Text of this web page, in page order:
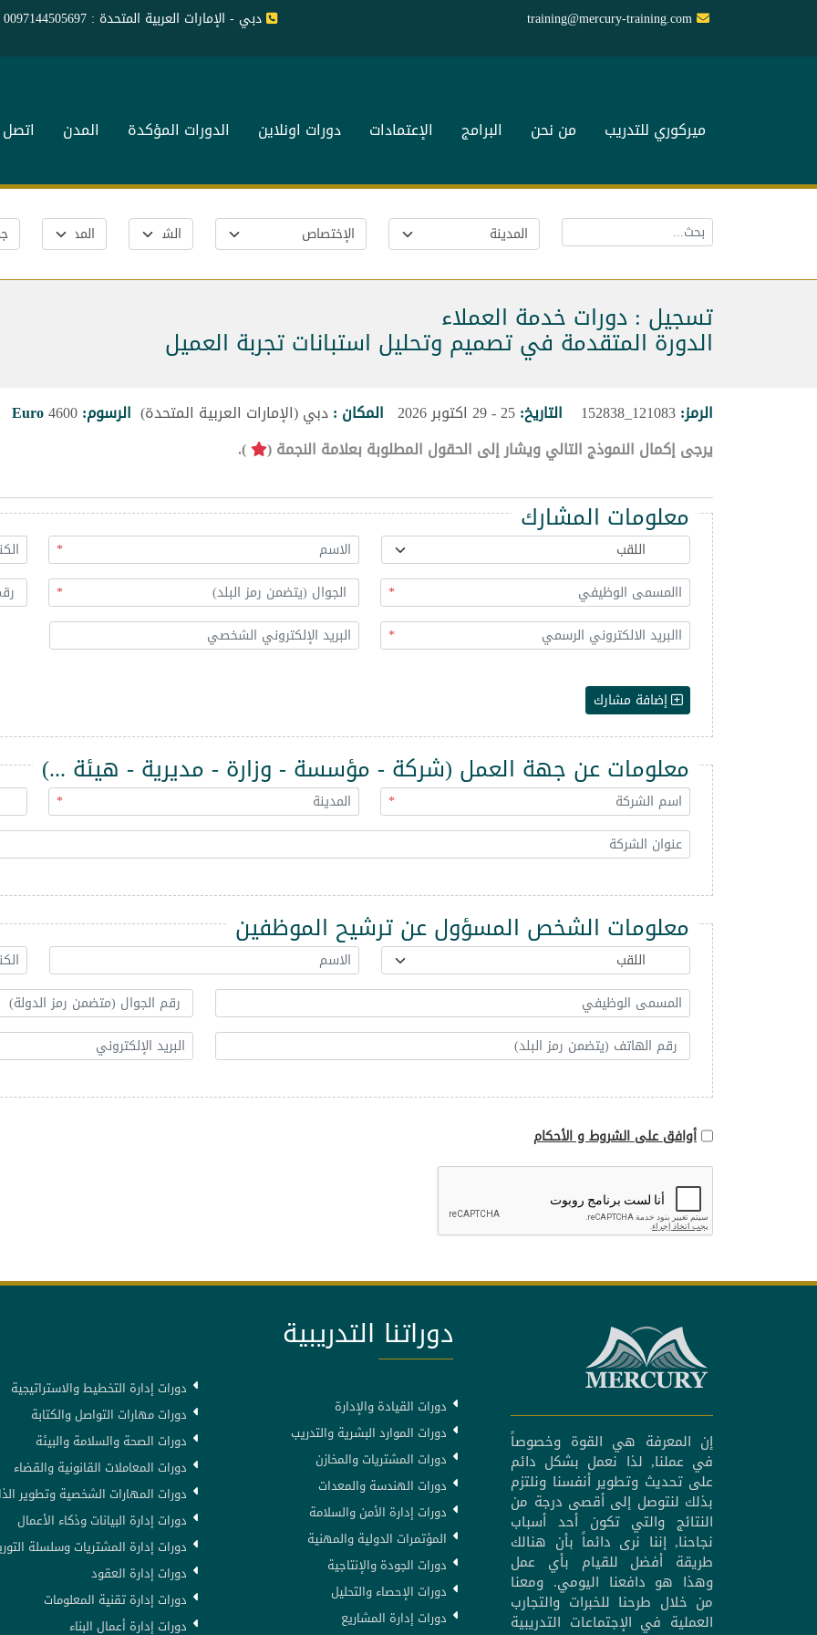
training@mercury-training.com دبي - الإمارات العربية المتحدة : 0097144505697
ميركوري للتدريب من نحن البرامج الإعتمادات دورات اونلاين الدورات المؤكدة المدن اتصل
تسجيل : دورات خدمة العملاء
الدورة المتقدمة في تصميم وتحليل استبانات تجربة العميل
الرمز: التاريخ: المكان :دبي (الإمارات العربية المتحدة) الرسوم:4600
Euro
يرجى إكمال النموذج التالي ويشار إلى الحقول المطلوبة بعلامة النجمة (
).
معلومات المشارك
*
*
*
*
إضافة مشارك
معلومات عن جهة العمل (شركة - مؤسسة - وزارة - مديرية - هيئة ...)
*
*
معلومات الشخص المسؤول عن ترشيح الموظفين
أوافق على الشروط و الأحكام
إن المعرفة هي القوة وخصوصاً
في عملنا, لذا نعمل بشكل دائم
على تحديث وتطوير أنفسنا ونلتزم
بذلك لنتوصل إلى أقصى درجة من
النتائج والتي تكون أحد أسباب
نجاحنا, إننا نرى دائماً بأن هنالك
طريقة أفضل للقيام بأي عمل
وهذا هو دافعنا اليومي. ومعنا
من خلال طرحنا للخبرات والتجارب
العملية في الإجتماعات التدريبية
دوراتنا التدريبية
دورات القيادة والإدارة
دورات الموارد البشرية والتدريب
دورات المشتريات والمخازن
دورات الهندسة والمعدات
دورات إدارة الأمن والسلامة
المؤتمرات الدولية والمهنية
دورات الجودة والإنتاجية
دورات الإحصاء والتحليل
دورات إدارة المشاريع
دورات إدارة التخطيط والاستراتيجية
دورات مهارات التواصل والكتابة
دورات الصحة والسلامة والبيئة
دورات المعاملات القانونية والقضاء
دورات المهارات الشخصية وتطوير
دورات إدارة البيانات وذكاء الأعمال
دورات إدارة المشتريات وسلسلة
دورات إدارة العقود
دورات إدارة تقنية المعلومات
دورات إدارة أعمال البناء